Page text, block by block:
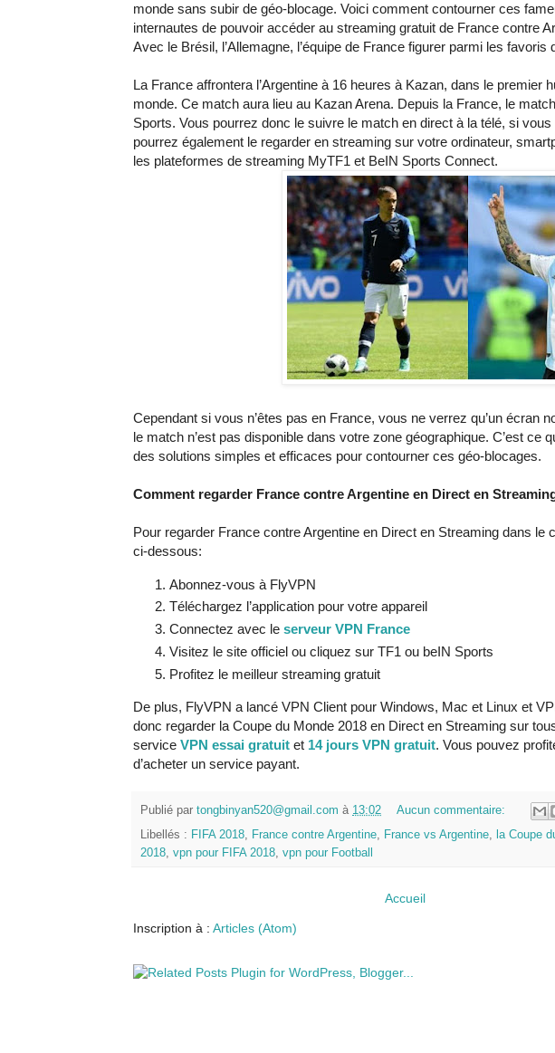
monde sans subir de géo-blocage. Voici comment contourner ces
internautes de pouvoir accéder au streaming gratuit de France contre
Avec le Brésil, l’Allemagne, l’équipe de France figurer parmi les
La France affrontera l’Argentine à 16 heures à Kazan, dans le premier
monde. Ce match aura lieu au Kazan Arena. Depuis la France, le
Sports. Vous pourrez donc le suivre le match en direct à la télé, si
pourrez également le regarder en streaming sur votre ordinateur,
les plateformes de streaming MyTF1 et BeIN Sports Connect.
Cependant si vous n’êtes pas en France, vous ne verrez qu’un écran
le match n’est pas disponible dans votre zone géographique. C’est ce
des solutions simples et efficaces pour contourner ces géo-blocages.
Comment regarder France contre Argentine en Direct en
Pour regarder France contre Argentine en Direct en Streaming dans
ci-dessous:
Abonnez-vous à FlyVPN
Téléchargez l’application pour votre appareil
Connectez avec le serveur VPN France
Visitez le site officiel ou cliquez sur TF1 ou beIN Sports
Profitez le meilleur streaming gratuit
De plus, FlyVPN a lancé VPN Client pour Windows, Mac et Linux et
donc regarder la Coupe du Monde 2018 en Direct en Streaming sur
service VPN essai gratuit et 14 jours VPN gratuit. Vous pouvez
d’acheter un service payant.
Publié par tongbinyan520@gmail.com à 13:02
Aucun commentaire:
Libellés : FIFA 2018 France contre Argentine France vs Argentine la Coupe
2018 vpn pour FIFA 2018 vpn pour Football
Accueil
Inscription à : Articles (Atom)